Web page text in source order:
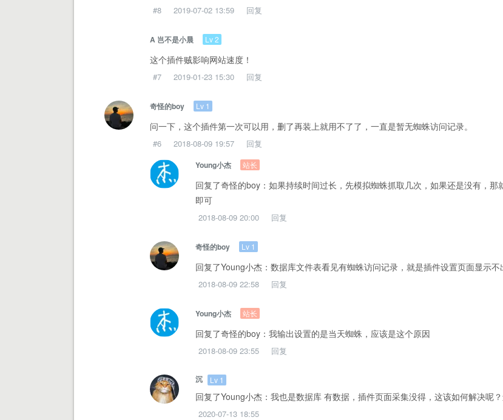
#8 2019-07-02 13:59 回复
A 岂不是小晨 Lv 2
这个插件贼影响网站速度！
#7 2019-01-23 15:30 回复
奇怪的boy Lv 1
问一下，这个插件第一次可以用，删了再装上就用不了了，一直是暂无蜘蛛访问记录。
#6 2018-08-09 19:57 回复
Young小杰 站长
回复了奇怪的boy：如果持续时间过长，先模拟蜘蛛抓取几次，如果还是没有，
即可
2018-08-09 20:00 回复
奇怪的boy Lv 1
回复了Young小杰：数据库文件表看见有蜘蛛访问记录，就是插件设置页面显示不
2018-08-09 22:58 回复
Young小杰 站长
回复了奇怪的boy：我输出设置的是当天蜘蛛，应该是这个原因
2018-08-09 23:55 回复
沉 Lv 1
回复了Young小杰：我也是数据库 有数据，插件页面采集没得，这该如何解决呢
2020-07-13 18:55